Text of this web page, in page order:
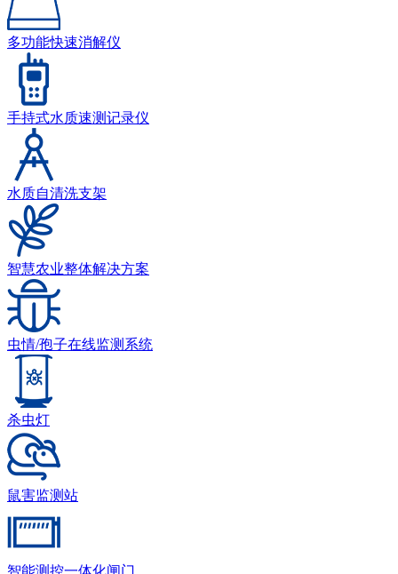
多功能快速消解仪
手持式水质速测记录仪
水质自清洗支架
智慧农业整体解决方案
虫情/孢子在线监测系统
杀虫灯
鼠害监测站
智能测控一体化闸门